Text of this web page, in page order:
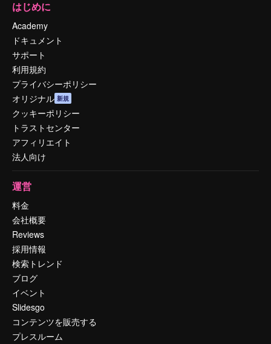
はじめに
Academy
ドキュメント
サポート
利用規約
プライバシーポリシー
オリジナル 新規
クッキーポリシー
トラストセンター
アフィリエイト
法人向け
運営
料金
会社概要
Reviews
採用情報
検索トレンド
ブログ
イベント
Slidesgo
コンテンツを販売する
プレスルーム